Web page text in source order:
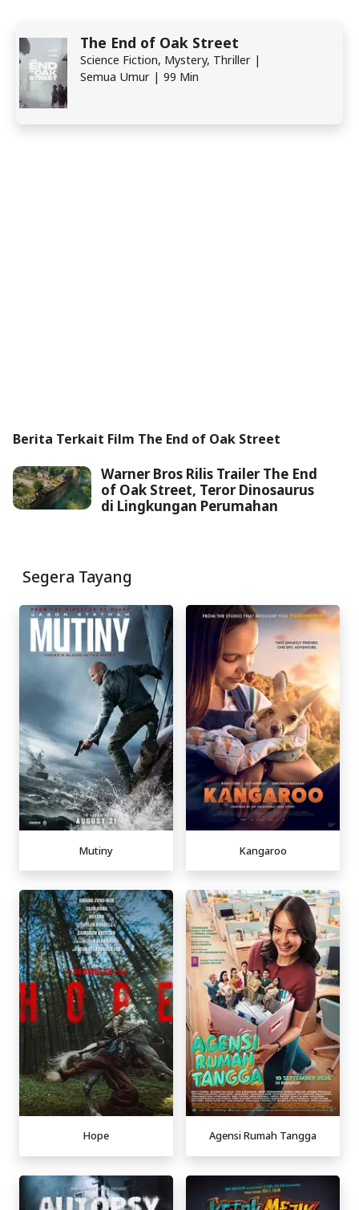
The End of Oak Street
Science Fiction, Mystery, Thriller |
Semua Umur | 99 Min
Berita Terkait Film The End of Oak Street
Warner Bros Rilis Trailer The End
of Oak Street, Teror Dinosaurus
di Lingkungan Perumahan
Segera Tayang
Mutiny Kangaroo
Hope Agensi Rumah Tangga